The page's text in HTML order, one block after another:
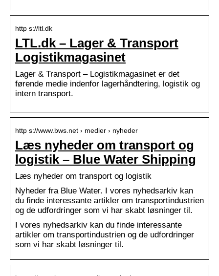
http s://ltl.dk
LTL.dk – Lager & Transport
Logistikmagasinet
Lager & Transport – Logistikmagasinet er det
førende medie indenfor lagerhåndtering, logistik og
intern transport.
http s://www.bws.net › medier › nyheder
Læs nyheder om transport og
logistik – Blue Water Shipping
Læs nyheder om transport og logistik
Nyheder fra Blue Water. I vores nyhedsarkiv kan
du finde interessante artikler om transportindustrien
og de udfordringer som vi har skabt løsninger til.
I vores nyhedsarkiv kan du finde interessante
artikler om transportindustrien og de udfordringer
som vi har skabt løsninger til.